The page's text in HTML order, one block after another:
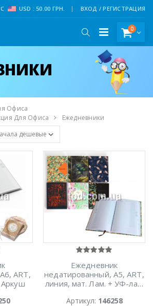
USD : 50.00 ГРН. ВХОД / РЕГИСТРАЦИЯ
0
Офиса
Для Офиса
Ежедневники
ARТ,
Аркуш
Ежедневник
недатированный, А5, ART,
линия, мат. Лам. + УФ-лак,
Артикул: 146258